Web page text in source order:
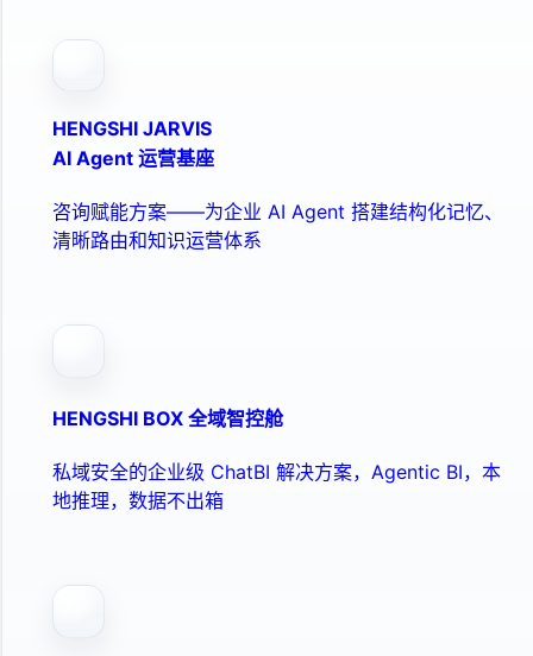
HENGSHI JARVIS
AI Agent 运营基座
咨询赋能方案——为企业 AI Agent 搭建结构化记忆、
清晰路由和知识运营体系
HENGSHI BOX 全域智控舱
私域安全的企业级 ChatBI 解决方案，Agentic BI，本
地推理，数据不出箱